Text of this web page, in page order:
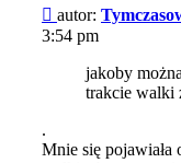
Post
autor:
3:54 pm
jakoby
trakcie walki
.
Mnie się pojawiała